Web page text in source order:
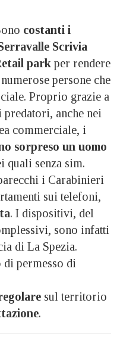
costanti i
Scrivia
park per rendere
persone che
Proprio grazie a
anche nei
commerciale, i
sorpreso un uomo
quali senza sim.
i Carabinieri
sui telefoni,
. I dispositivi, del
sono infatti
di La Spezia.
permesso di
sul territorio
.